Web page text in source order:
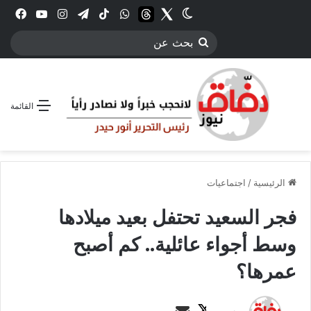
انستقرامتيلقرام‫TikTokواتسابthreadsTwitter
الوضع المظلم
بحث
القائمة
الرئيسية / اجتماعيات
فجر السعيد تحتفل بعيد ميلادها
وسط أجواء عائلية.. كم أصبح
عمرها؟